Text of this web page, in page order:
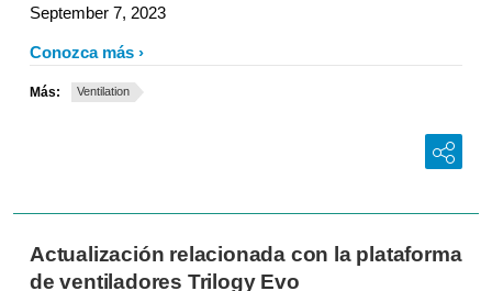
September 7, 2023
Conozca más
Más: Ventilation
Actualización relacionada con la plataforma
de ventiladores Trilogy Evo